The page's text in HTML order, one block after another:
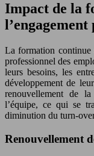
Impact de la
l’engagement
La formation continue
professionnel des
leurs besoins, les
développement de
renouvellement de
l’équipe, ce qui se
diminution du turn-
Renouvellement